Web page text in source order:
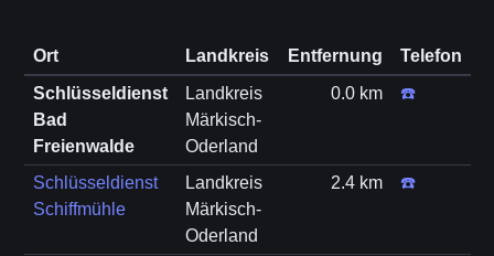
Ort Landkreis Entfernung
Telefon
Schlüsseldienst
Bad
Freienwalde
Landkreis
Märkisch-
Oderland
0.0 km ☎️
Schlüsseldienst
Schiffmühle
Landkreis
Märkisch-
Oderland
2.4 km ☎️